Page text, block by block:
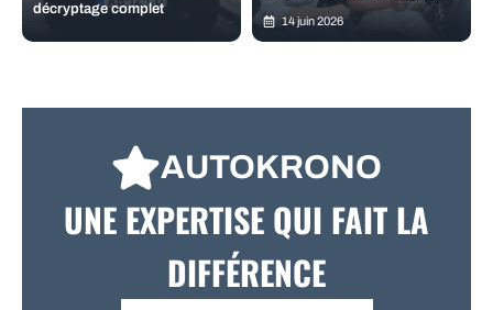
décryptage complet
14 juin 2026
AUTOKRONO
UNE EXPERTISE QUI FAIT LA
DIFFÉRENCE